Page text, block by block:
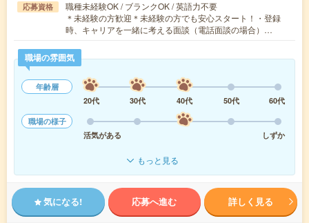
応募資格
職種未経験OK / ブランクOK / 英語力不要
＊未経験の方歓迎＊未経験の方でも安心スタート！・登録
時、キャリアを一緒に考える面談（電話面談の場合）…
職場の雰囲気
年齢層
20代
30代 40代 50代
60代
職場の様子
活気がある
しずか
もっと見る
気になる! 応募へ進む 詳しく見る